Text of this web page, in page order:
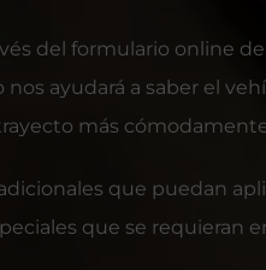
del formulario online
nos ayudará a saber el
más
que puedan
que se requieran